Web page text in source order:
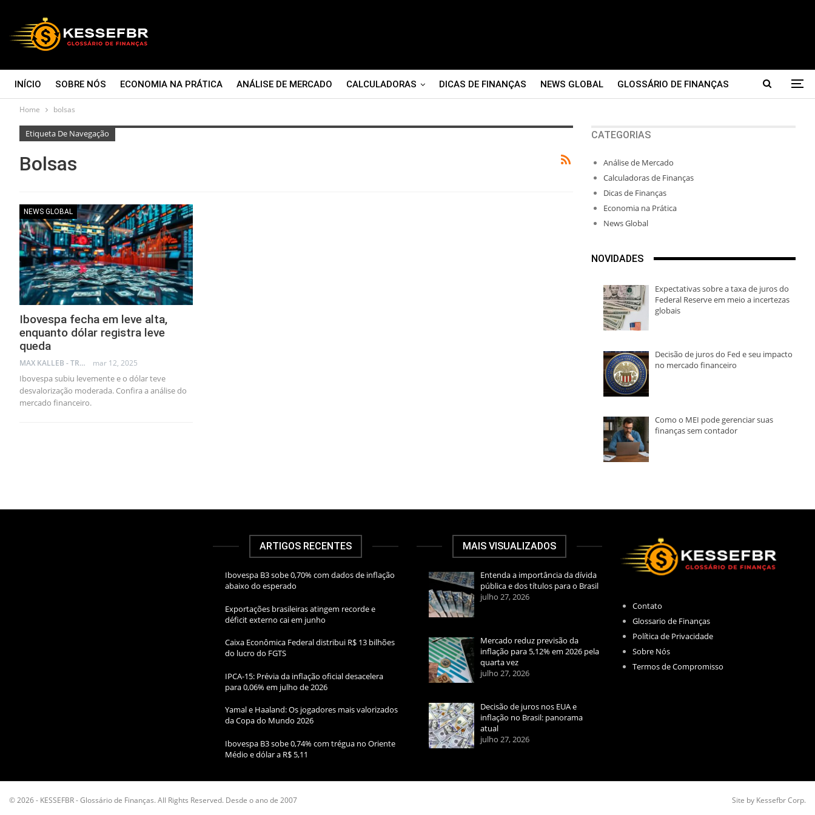
INÍCIO SOBRE NÓS ECONOMIA NA PRÁTICA ANÁLISE DE MERCADO CALCULADORAS DICAS DE FINANÇAS NEWS GLOBAL GLOSSÁRIO DE FINANÇAS
CONTATO
Home bolsas
Etiqueta De Navegação
Bolsas
NEWS GLOBAL
Ibovespa fecha em leve alta,
enquanto dólar registra leve
queda
MAX KALLEB - TRADER mar 12, 2025
Ibovespa subiu levemente e o dólar teve
desvalorização moderada. Confira a análise do
mercado financeiro.
CATEGORIAS
Análise de Mercado
Calculadoras de Finanças
Dicas de Finanças
Economia na Prática
News Global
NOVIDADES
Expectativas sobre a taxa de juros do
Federal Reserve em meio a incertezas
globais
Decisão de juros do Fed e seu impacto
no mercado financeiro
Como o MEI pode gerenciar suas
finanças sem contador
ARTIGOS RECENTES
Ibovespa B3 sobe 0,70% com dados de inflação
abaixo do esperado
Exportações brasileiras atingem recorde e
déficit externo cai em junho
Caixa Econômica Federal distribui R$ 13 bilhões
do lucro do FGTS
IPCA-15: Prévia da inflação oficial desacelera
para 0,06% em julho de 2026
Yamal e Haaland: Os jogadores mais valorizados
da Copa do Mundo 2026
Ibovespa B3 sobe 0,74% com trégua no Oriente
Médio e dólar a R$ 5,11
MAIS VISUALIZADOS
Entenda a importância da dívida
pública e dos títulos para o Brasil
julho 27, 2026
Mercado reduz previsão da
inflação para 5,12% em 2026 pela
quarta vez
julho 27, 2026
Decisão de juros nos EUA e
inflação no Brasil: panorama
atual
julho 27, 2026
Contato
Glossario de Finanças
Política de Privacidade
Sobre Nós
Termos de Compromisso
© 2026 - KESSEFBR - Glossário de Finanças. All Rights Reserved. Desde o ano de 2007 Site by Kessefbr Corp.